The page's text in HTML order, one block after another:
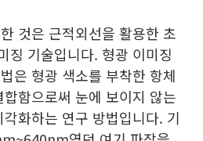
것은 근적외선을 활용한 초
징 기술입니다. 형광 이미징
은 형광 색소를 부착한 항체
함으로써 눈에 보이지 않는
화하는 연구 방법입니다. 기